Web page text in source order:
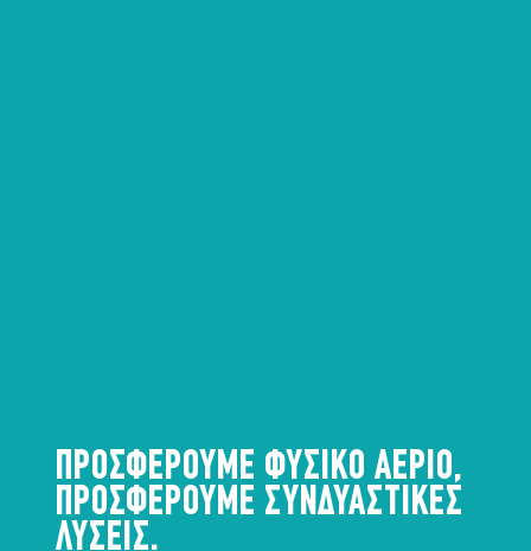
ΠΡΟΣΦΕΡΟΥΜΕ ΦΥΣΙΚΟ ΑΕΡΙΟ,
ΠΡΟΣΦΕΡΟΥΜΕ ΣΥΝΔΥΑΣΤΙΚΕΣ
ΛΥΣΕΙΣ.